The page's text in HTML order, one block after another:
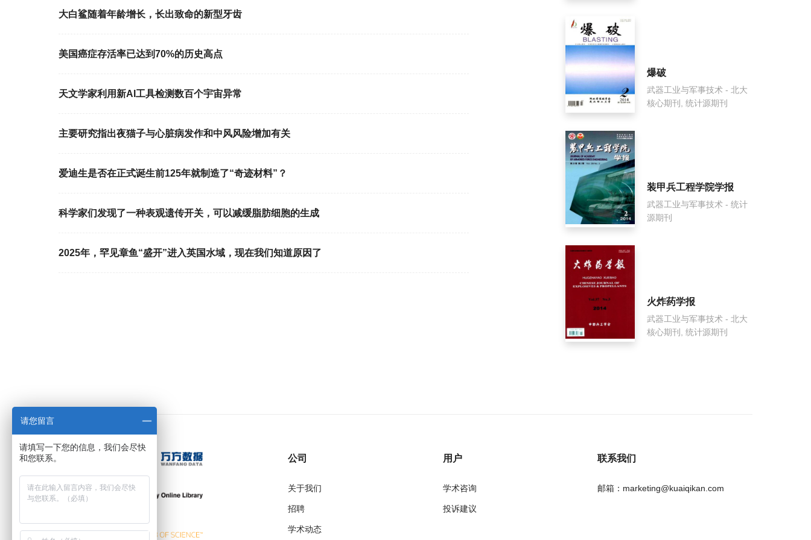
大白鲨随着年龄增长，长出致命的新型牙齿
美国癌症存活率已达到70%的历史高点
天文学家利用新AI工具检测数百个宇宙异常
主要研究指出夜猫子与心脏病发作和中风风险增加有关
爱迪生是否在正式诞生前125年就制造了“奇迹材料”？
科学家们发现了一种表观遗传开关，可以减缓脂肪细胞的生成
2025年，罕见章鱼“盛开”进入英国水域，现在我们知道原因了
爆破
武器工业与军事技术 - 北大
核心期刊, 统计源期刊
装甲兵工程学院学报
武器工业与军事技术 - 统计
源期刊
火炸药学报
武器工业与军事技术 - 北大
核心期刊, 统计源期刊
公司
关于我们
招聘
学术动态
用户
学术咨询
投诉建议
联系我们
邮箱：marketing@kuaiqikan.com
请您留言
请填写一下您的信息，我们会尽快
和您联系。